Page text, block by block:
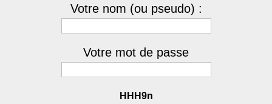
Votre nom (ou pseudo) :
Votre mot de passe
HHH9n